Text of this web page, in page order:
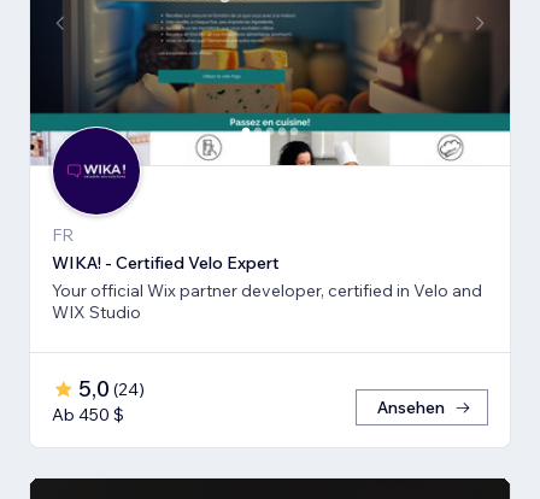
FR
WIKA! - Certified Velo Expert
Your official Wix partner developer, certified in Velo and
WIX Studio
5,0 (24)
Ab 450 $
Ansehen